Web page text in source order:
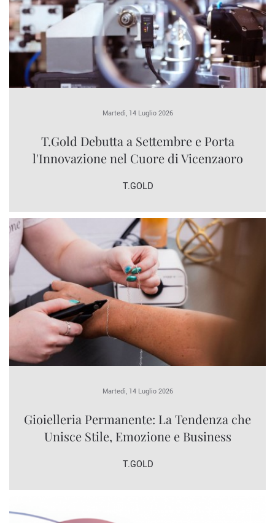
Martedì, 14 Luglio 2026
T.Gold Debutta a Settembre e Porta
l'Innovazione nel Cuore di Vicenzaoro
T.GOLD
Martedì, 14 Luglio 2026
Gioielleria Permanente: La Tendenza che
Unisce Stile, Emozione e Business
T.GOLD